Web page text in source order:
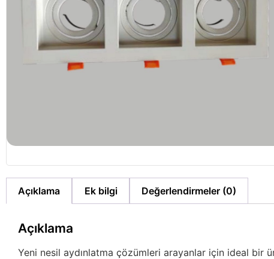
Açıklama Ek bilgi Değerlendirmeler (0)
Açıklama
Yeni nesil aydınlatma çözümleri arayanlar için ideal bir